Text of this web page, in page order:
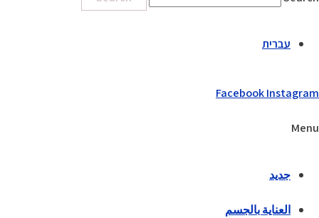
עברית
FacebookInstagram
Menu
جديد
العناية بالجسم